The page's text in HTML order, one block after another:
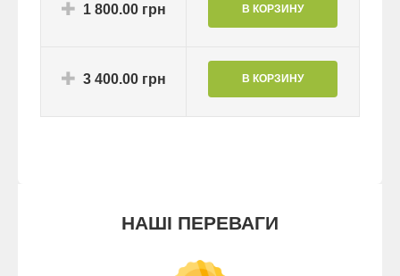
1 800.00 грн
3 400.00 грн
НАШІ ПЕРЕВАГИ